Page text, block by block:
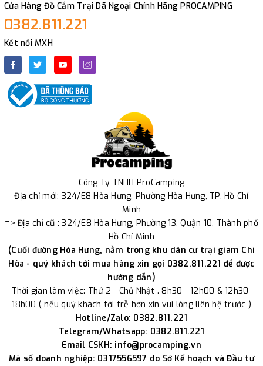
Cửa Hàng Đồ Cắm Trại Dã Ngoại Chính Hãng PROCAMPING
0382.811.221
Kết nối MXH
Công Ty TNHH ProCamping
Địa chỉ mới: 324/E8 Hòa Hưng, Phường Hòa Hưng, TP. Hồ Chí
Minh
=> Địa chỉ cũ : 324/E8 Hòa Hưng, Phường 13, Quận 10, Thành phố
Hồ Chí Minh
(Cuối đường Hòa Hưng, nằm trong khu dân cư trại giam Chí
Hòa - quý khách tới mua hàng xin gọi 0382.811.221 để được
hướng dẫn)
Thời gian làm việc: Thứ 2 - Chủ Nhật . 8h30 - 12h00 & 12h30-
18h00 ( nếu quý khách tới trễ hơn xin vui lòng liên hệ trước )
Hotline/Zalo: 0382.811.221
Telegram/Whatsapp: 0382.811.221
Email CSKH: info@procamping.vn
Mã số doanh nghiệp: 0317556597 do Sở Kế hoạch và Đầu tư